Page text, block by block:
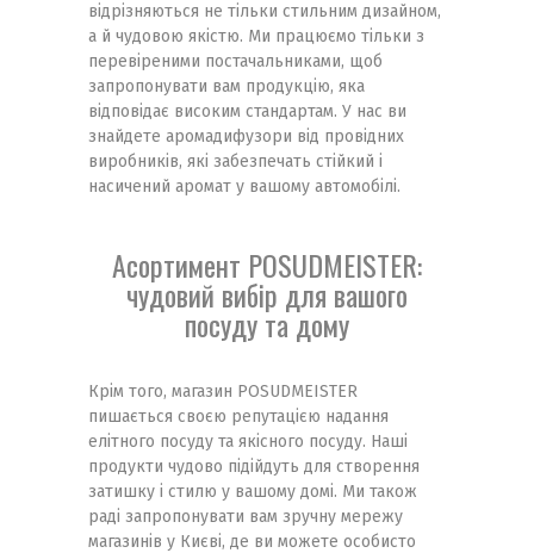
відрізняються не тільки стильним дизайном,
а й чудовою якістю. Ми працюємо тільки з
перевіреними постачальниками, щоб
запропонувати вам продукцію, яка
відповідає високим стандартам. У нас ви
знайдете аромадифузори від провідних
виробників, які забезпечать стійкий і
насичений аромат у вашому автомобілі.
Асортимент POSUDMEISTER:
чудовий вибір для вашого
посуду та дому
Крім того, магазин POSUDMEISTER
пишається своєю репутацією надання
елітного посуду та якісного посуду. Наші
продукти чудово підійдуть для створення
затишку і стилю у вашому домі. Ми також
раді запропонувати вам зручну мережу
магазинів у Києві, де ви можете особисто